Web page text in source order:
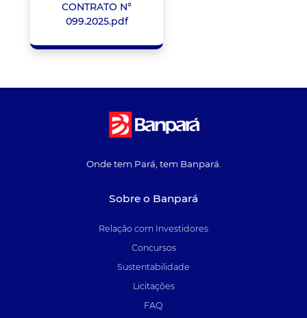
CONTRATO N°
099.2025.pdf
Onde tem Pará, tem Banpará.
Sobre o Banpará
Relação com Investidores
Concursos
Sustentabilidade
Licitações
FAQ